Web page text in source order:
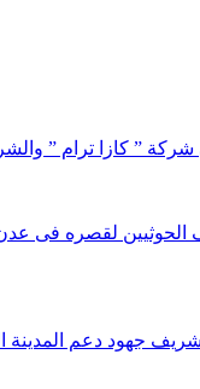
” كازا ترام ”
الحوثيين لقصره فى
جهود دعم المدينة